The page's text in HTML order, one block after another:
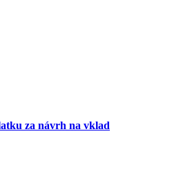
za návrh na vklad